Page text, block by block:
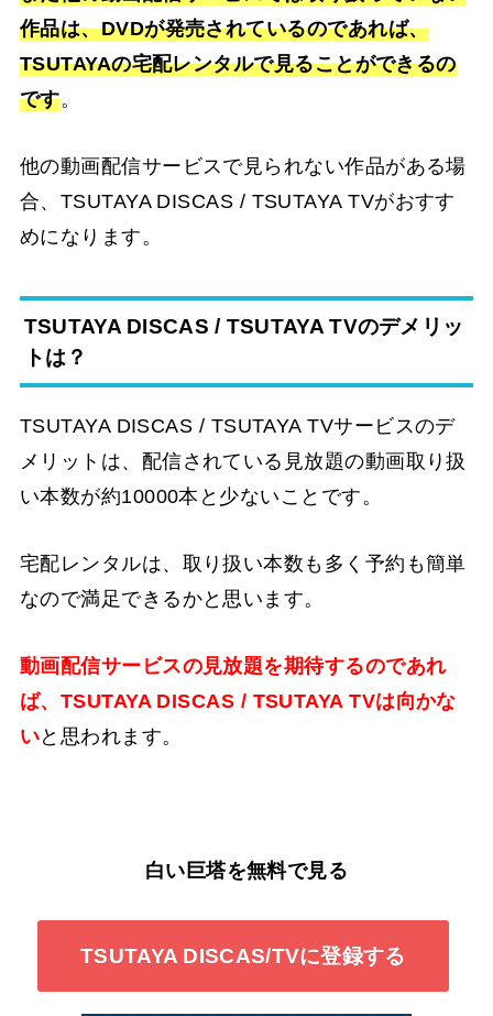
作品は、DVDが発売されているのであれば、
TSUTAYAの宅配レンタルで見ることができるの
です。
他の動画配信サービスで見られない作品がある場
合、TSUTAYA DISCAS / TSUTAYA TVがおすす
めになります。
TSUTAYA DISCAS / TSUTAYA TVのデメリッ
トは？
TSUTAYA DISCAS / TSUTAYA TVサービスのデ
メリットは、配信されている見放題の動画取り扱
い本数が約10000本と少ないことです。
宅配レンタルは、取り扱い本数も多く予約も簡単
なので満足できるかと思います。
動画配信サービスの見放題を期待するのであれ
ば、TSUTAYA DISCAS / TSUTAYA TVは向かな
いと思われます。
白い巨塔を無料で見る
TSUTAYA DISCAS/TVに登録する